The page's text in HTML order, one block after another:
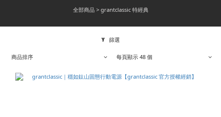
全部商品> grantclassic 特經典
篩選
商品排序 每頁顯示 48 個